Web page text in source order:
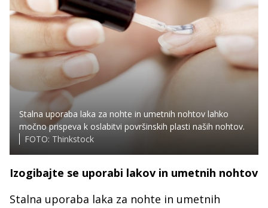
Stalna uporaba laka za nohte in umetnih nohtov lahko
močno prispeva k oslabitvi površinskih plasti naših nohtov.
FOTO: Thinkstock
Izogibajte se uporabi lakov in umetnih nohtov
Stalna uporaba laka za nohte in umetnih